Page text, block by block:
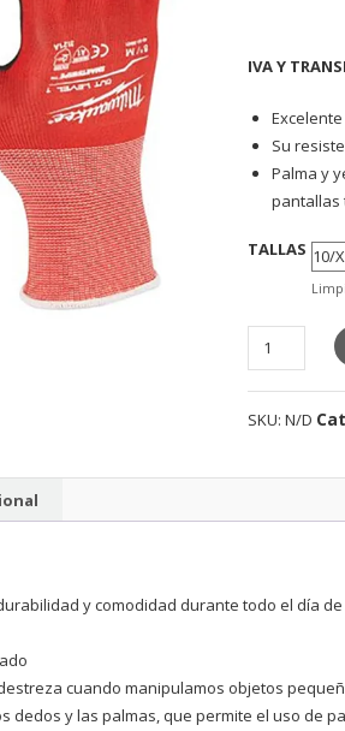
OK
IVA Y
Su
Palma y
pantallas
TALLAS
GUANTES
DE
NITRILO
ANTICORTE
A
SKU:N/D
y comodidad durante todo el día
cuando manipulamos objetos
dedos y las palmas, que permite el uso de